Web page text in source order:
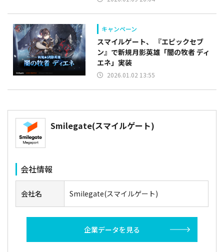
キャンペーン
スマイルゲート、 『エピックセブ
ン』で新規月影英雄「闇の牧者 ディ
エネ」実装
2026.01.02 13:55
Smilegate(スマイルゲート)
会社情報
会社名 Smilegate(スマイルゲート)
企業データを見る